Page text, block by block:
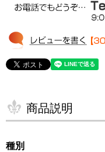
商品説明
種別